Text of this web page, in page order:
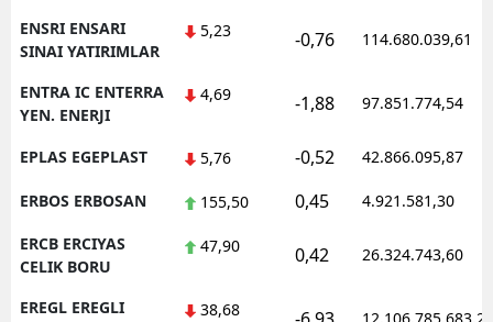
ENSRI ENSARI
SINAI YATIRIMLAR
5,23 -0,76 114.680.039,61
ENTRA IC ENTERRA
YEN. ENERJI
4,69 -1,88 97.851.774,54
EPLAS EGEPLAST 5,76 -0,52 42.866.095,87
ERBOS ERBOSAN 155,50 0,45 4.921.581,30
ERCB ERCIYAS
CELIK BORU
47,90 0,42 26.324.743,60
EREGL EREGLI
38,68